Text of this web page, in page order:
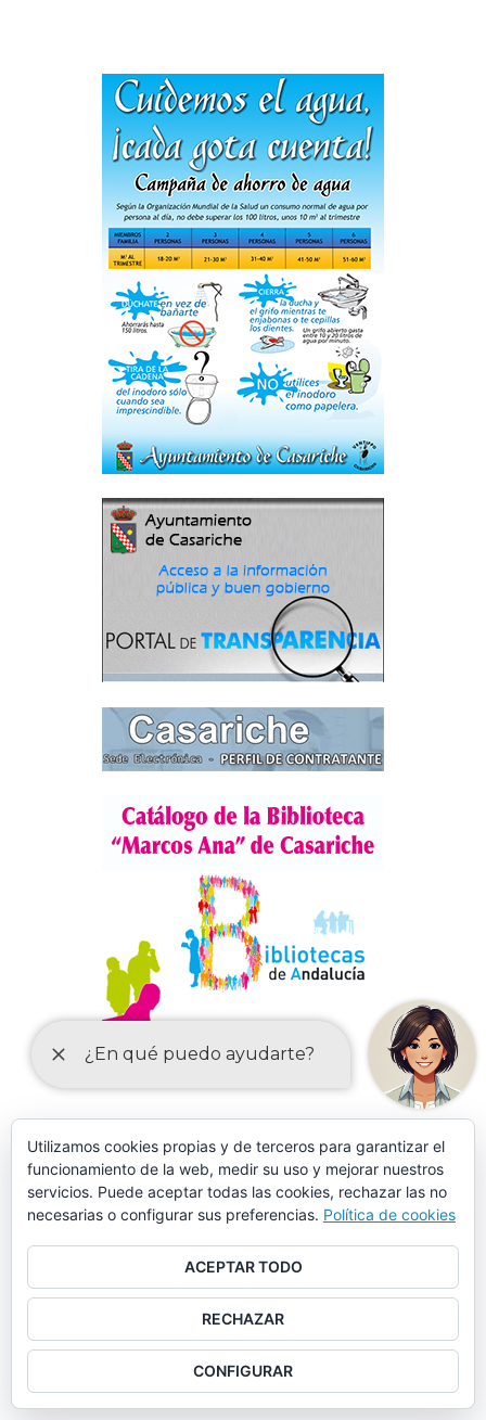
MÁS DE 150 CURSOS EN AULA MENTOR CASARICHE
Utilizamos cookies propias y de terceros para garantizar el
funcionamiento de la web, medir su uso y mejorar nuestros
servicios. Puede aceptar todas las cookies, rechazar las no
necesarias o configurar sus preferencias. Política de cookies
ACEPTAR TODO
RECHAZAR
CONFIGURAR